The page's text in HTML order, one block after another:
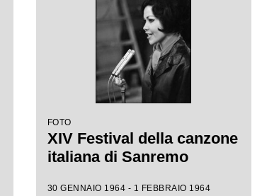
FOTO
XIV Festival della canzone
italiana di Sanremo
30 GENNAIO 1964 - 1 FEBBRAIO 1964